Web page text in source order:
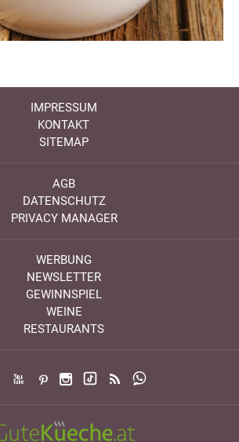
IMPRESSUM
KONTAKT
SITEMAP
AGB
DATENSCHUTZ
PRIVACY MANAGER
WERBUNG
NEWSLETTER
GEWINNSPIEL
WEINE
RESTAURANTS